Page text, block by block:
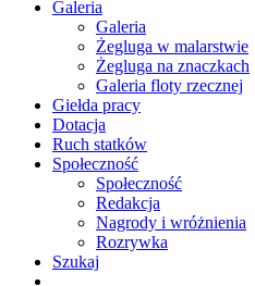
Galeria
Galeria
Żegluga w malarstwie
Żegluga na znaczkach
Galeria floty rzecznej
Giełda pracy
Dotacja
Ruch statków
Społeczność
Społeczność
Redakcja
Nagrody i wróżnienia
Rozrywka
Szukaj